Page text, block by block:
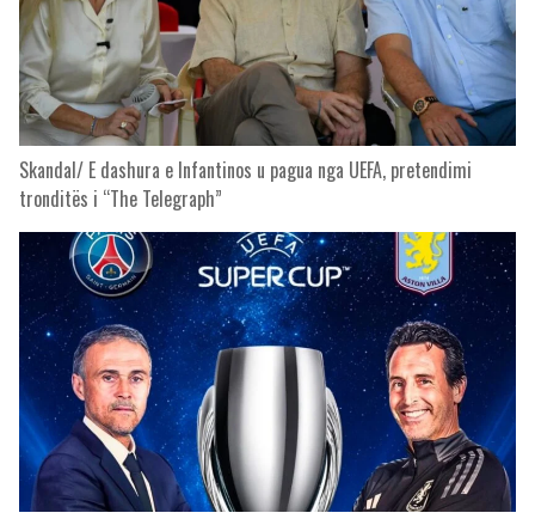
Skandal/ E dashura e Infantinos u pagua nga UEFA, pretendimi
tronditës i “The Telegraph”